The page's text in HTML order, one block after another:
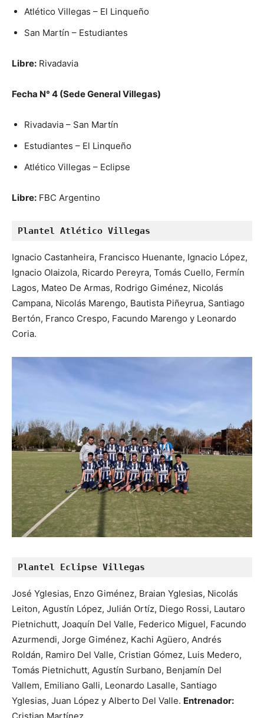
Atlético Villegas – El Linqueño
San Martín – Estudiantes
Libre: Rivadavia
Fecha N° 4 (Sede General Villegas)
Rivadavia – San Martín
Estudiantes – El Linqueño
Atlético Villegas – Eclipse
Libre: FBC Argentino
Plantel Atlético Villegas
Ignacio Castanheira, Francisco Huenante, Ignacio López,
Ignacio Olaizola, Ricardo Pereyra, Tomás Cuello, Fermín
Lagos, Mateo De Armas, Rodrigo Giménez, Nicolás
Campana, Nicolás Marengo, Bautista Piñeyrua, Santiago
Bertón, Franco Crespo, Facundo Marengo y Leonardo
Coria.
Plantel Eclipse Villegas
José Yglesias, Enzo Giménez, Braian Yglesias, Nicolás
Leiton, Agustín López, Julián Ortíz, Diego Rossi, Lautaro
Pietnichutt, Joaquín Del Valle, Federico Miguel, Facundo
Azurmendi, Jorge Giménez, Kachi Agüero, Andrés
Roldán, Ramiro Del Valle, Cristian Gómez, Luis Medero,
Tomás Pietnichutt, Agustín Surbano, Benjamín Del
Vallem, Emiliano Galli, Leonardo Lasalle, Santiago
Yglesias, Juan López y Alberto Del Valle. Entrenador:
Cristian Martínez.